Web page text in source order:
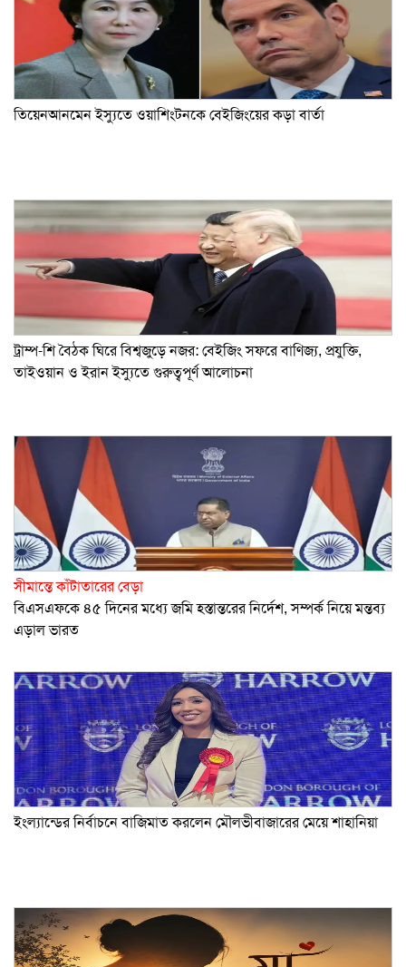
তিয়েনআনমেন ইস্যুতে ওয়াশিংটনকে বেইজিংয়ের কড়া বার্তা
ট্রাম্প-শি বৈঠক ঘিরে বিশ্বজুড়ে নজর: বেইজিং সফরে বাণিজ্য, প্রযুক্তি,
তাইওয়ান ও ইরান ইস্যুতে গুরুত্বপূর্ণ আলোচনা
সীমান্তে কাঁটাতারের বেড়া
বিএসএফকে ৪৫ দিনের মধ্যে জমি হস্তান্তরের নির্দেশ, সম্পর্ক নিয়ে মন্তব্য
এড়াল ভারত
ইংল্যান্ডের নির্বাচনে বাজিমাত করলেন মৌলভীবাজারের মেয়ে শাহানিয়া